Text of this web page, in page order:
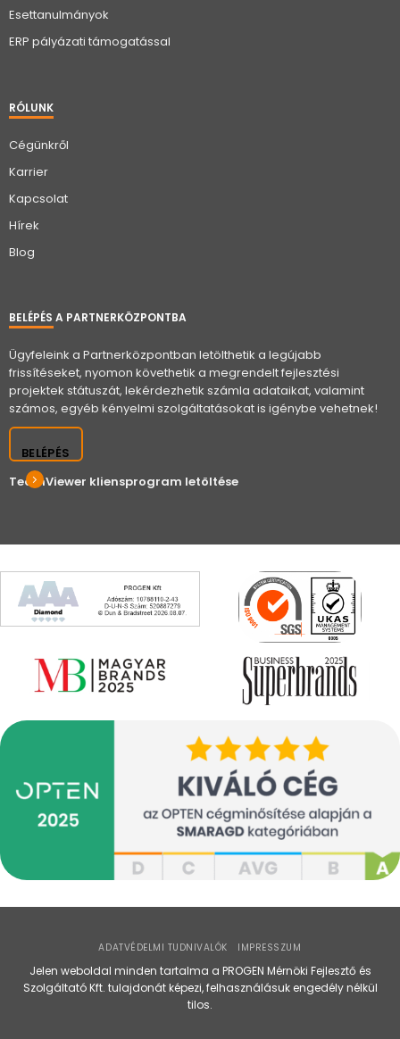
Esettanulmányok
ERP pályázati támogatással
RÓLUNK
Cégünkről
Karrier
Kapcsolat
Hírek
Blog
BELÉPÉS A PARTNERKÖZPONTBA
Ügyfeleink a Partnerközpontban letölthetik a legújabb
frissítéseket, nyomon követhetik a megrendelt fejlesztési
projektek státuszát, lekérdezhetik számla adataikat, valamint
számos, egyéb kényelmi szolgáltatásokat is igénybe vehetnek!
BELÉPÉS
TeamViewer kliensprogram letöltése
ADATVÉDELMI TUDNIVALÓK IMPRESSZUM
Jelen weboldal minden tartalma a PROGEN Mérnöki Fejlesztő és
Szolgáltató Kft. tulajdonát képezi, felhasználásuk engedély nélkül
tilos.